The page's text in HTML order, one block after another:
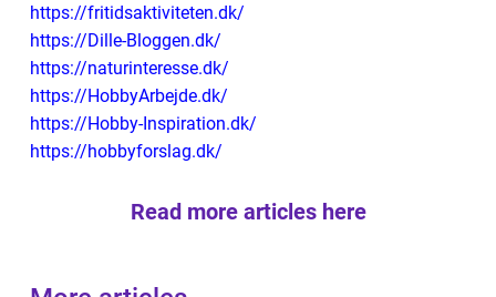
https://fritidsaktiviteten.dk/
https://Dille-Bloggen.dk/
https://naturinteresse.dk/
https://HobbyArbejde.dk/
https://Hobby-Inspiration.dk/
https://hobbyforslag.dk/
Read more articles here